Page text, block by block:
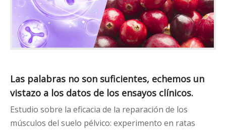
Las palabras no son suficientes, echemos un
vistazo a los datos de los ensayos clínicos.
Estudio sobre la eficacia de la reparación de los
músculos del suelo pélvico: experimento en ratas